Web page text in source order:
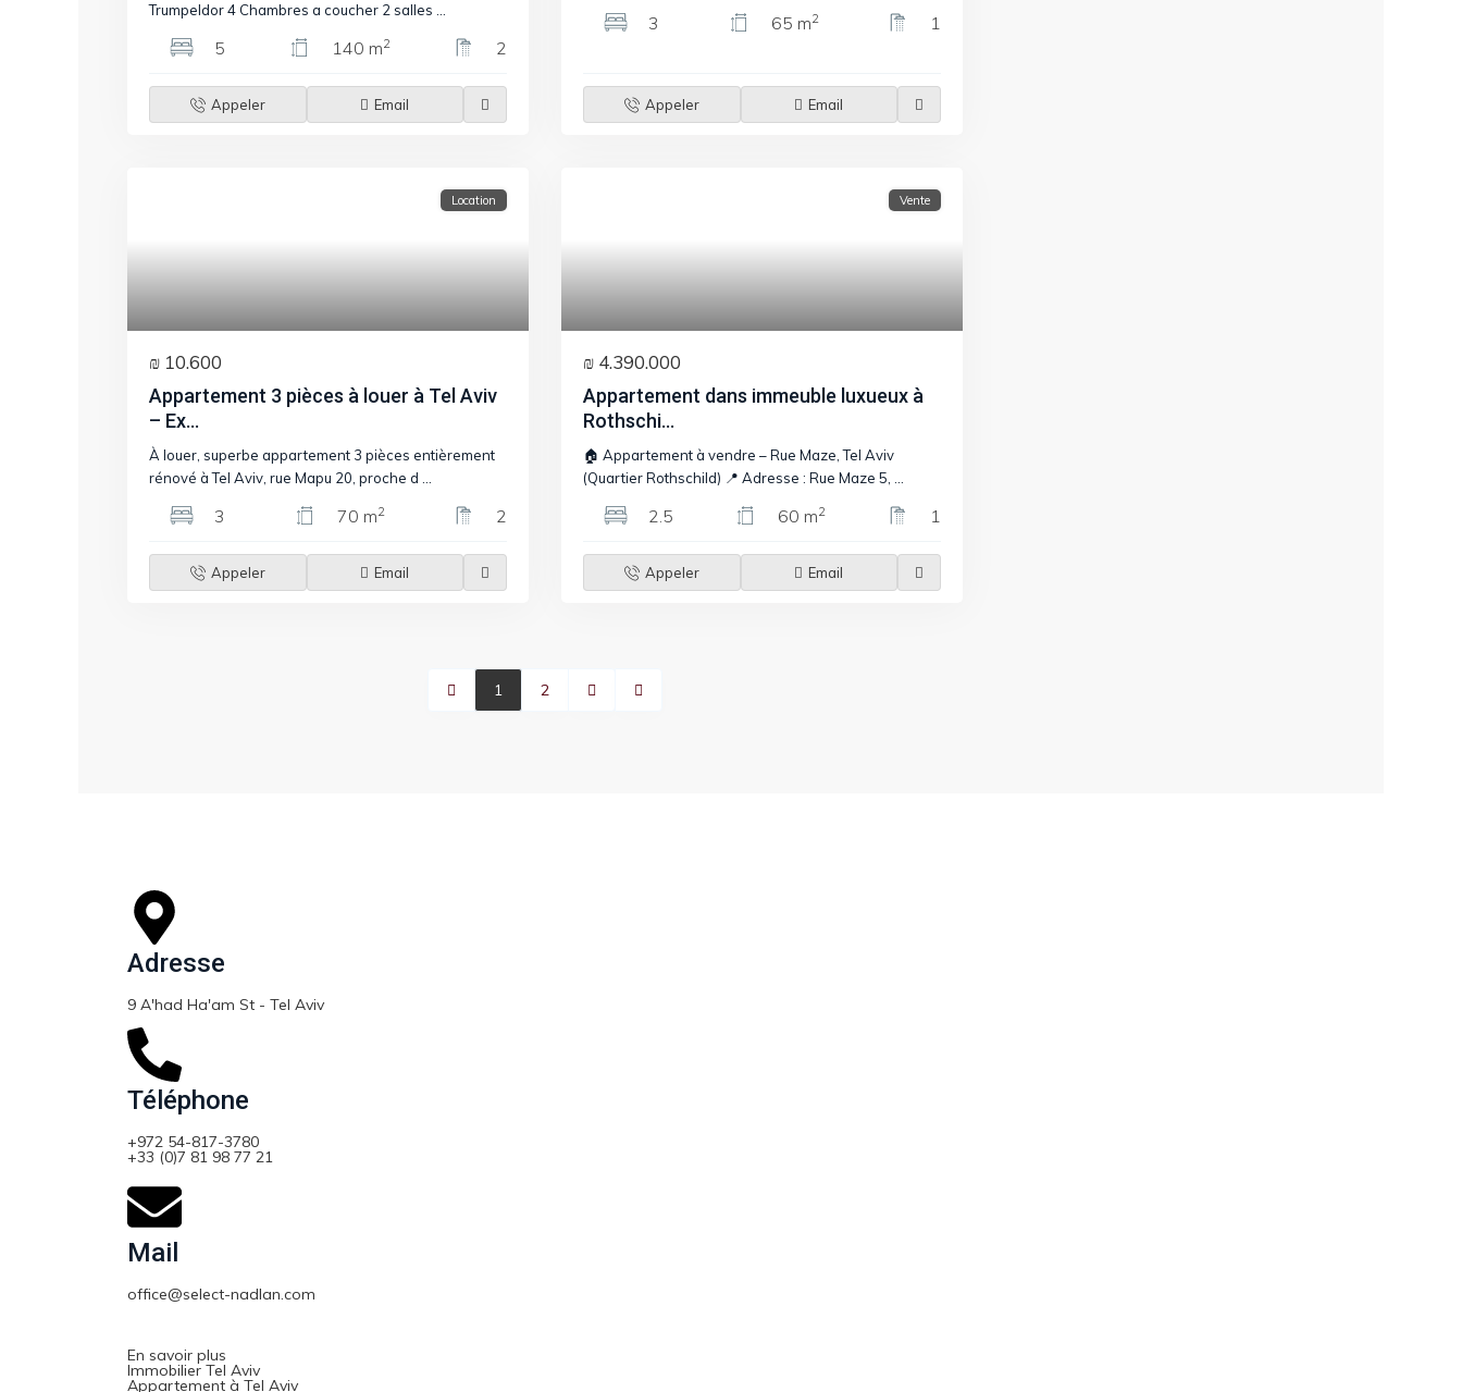
Trumpeldor 4 Chambres a coucher 2 salles
5 140 m2 2
Appeler Email
3 65 m2 1
Appeler Email
Location
₪ 10.600
Appartement 3 pièces à louer à Tel Aviv
– Ex...
À louer, superbe appartement 3 pièces entièrement
rénové à Tel Aviv, rue Mapu 20, proche d
3 70 m2 2
Appeler Email
Vente
₪ 4.390.000
Appartement dans immeuble luxueux à
Rothschi...
🏠 Appartement à vendre – Rue Maze, Tel Aviv
(Quartier Rothschild) 📍 Adresse : Rue Maze 5,
2.5 60 m2 1
Appeler Email
1 2
Adresse
9 A'had Ha'am St - Tel Aviv
Téléphone
+972 54-817-3780
+33 (0)7 81 98 77 21
Mail
office@select-nadlan.com
En savoir plus
Immobilier Tel Aviv
Appartement à Tel Aviv